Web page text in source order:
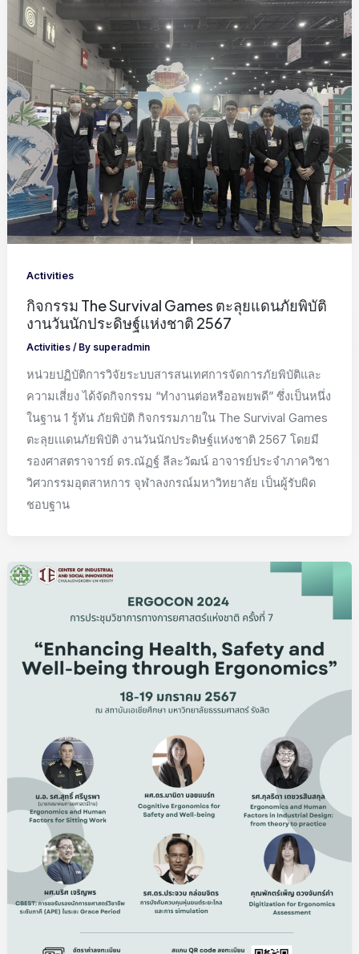
Activities
กิจกรรม The Survival Games ตะลุยแดนภัยพิบัติ
งานวันนักประดิษฐ์แห่งชาติ 2567
Activities / By superadmin
หน่วยปฏิบัติการวิจัยระบบสารสนเทศการจัดการภัยพิบัติและ
ความเสี่ยง ได้จัดกิจกรรม “ทำงานต่อหรืออพยพดี” ซึ่งเป็นหนึ่ง
ในฐาน 1 รู้ทัน ภัยพิบัติ กิจกรรมภายใน The Survival Games
ตะลุยเแดนภัยพิบัติ งานวันนักประดิษฐ์แห่งชาติ 2567 โดยมี
รองศาสตราจารย์ ดร.ณัฏฐ์ ลีละวัฒน์ อาจารย์ประจำภาควิชา
วิศวกรรมอุตสาหการ จุฬาลงกรณ์มหาวิทยาลัย เป็นผู้รับผิด
ชอบฐาน